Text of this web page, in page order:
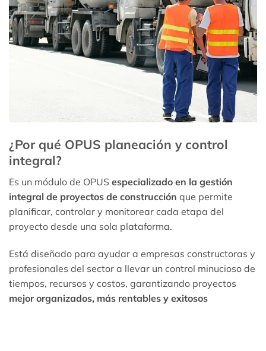
¿Por qué OPUS planeación y control
integral?
Es un módulo de OPUS especializado en la gestión
integral de proyectos de construcción que permite
planificar, controlar y monitorear cada etapa del
proyecto desde una sola plataforma.
Está diseñado para ayudar a empresas constructoras y
profesionales del sector a llevar un control minucioso de
tiempos, recursos y costos, garantizando proyectos
mejor organizados, más rentables y exitosos